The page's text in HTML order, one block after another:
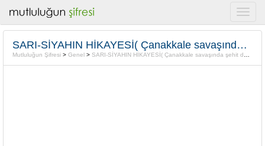
SARI-SİYAHIN HİKAYESİ( Çanakkale savaşında şehit düşen öğrenciler)
Mutluluğun Şifresi > Genel > SARI-SİYAHIN HİKAYESİ( Çanakkale savaşında şehit düşen öğrenciler)